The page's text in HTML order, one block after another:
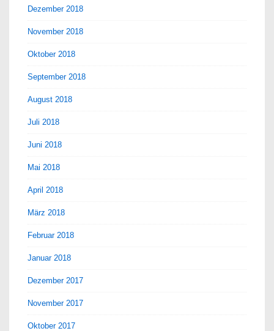
Dezember 2018
November 2018
Oktober 2018
September 2018
August 2018
Juli 2018
Juni 2018
Mai 2018
April 2018
März 2018
Februar 2018
Januar 2018
Dezember 2017
November 2017
Oktober 2017